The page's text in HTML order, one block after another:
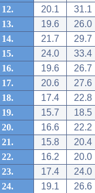
12.
20.1
31.1
13.
19.6
26.0
14.
21.7
29.7
15.
24.0
33.4
16.
19.6
26.7
17.
20.6
27.6
18.
17.4
22.8
19.
15.7
18.5
20.
16.6
22.2
21.
15.8
20.4
22.
16.2
20.0
23.
17.4
24.0
24.
19.1
26.6